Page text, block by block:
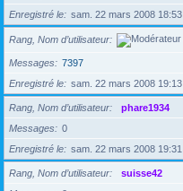
Enregistré le
sam. 22 mars 2008 18:53
Rang, Nom d’utilisateur
Messages
7397
Enregistré le
sam. 22 mars 2008 19:13
Rang, Nom d’utilisateur
phare1934
Messages
0
Enregistré le
sam. 22 mars 2008 19:31
Rang, Nom d’utilisateur
suisse42